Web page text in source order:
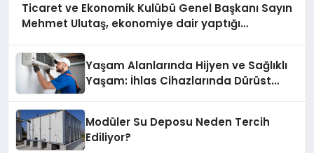
Ticaret ve Ekonomik Kulübü Genel Başkanı Sayın
Mehmet Ulutaş, ekonomiye dair yaptığı
Yaşam Alanlarında Hijyen ve Sağlıklı
Yaşam: İhlas Cihazlarında Dürüst
Modüler Su Deposu Neden Tercih
Ediliyor?